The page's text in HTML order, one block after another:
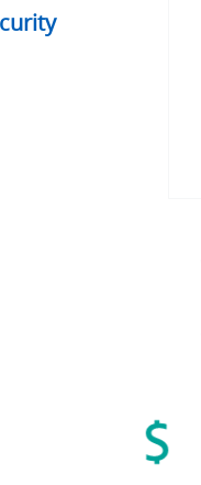
27,4